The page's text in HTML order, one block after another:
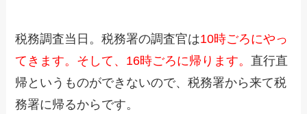
税務調査当日。税務署の調査官は10時ごろにやっ
てきます。そして、16時ごろに帰ります。 直行直
帰というものができないので、税務署から来て税
務署に帰るからです。